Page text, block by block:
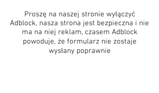
Proszę na naszej stronie wyłączyć
Adblock, nasza strona jest bezpieczna i nie
ma na niej reklam, czasem Adblock
powoduje, że formularz nie zostaje
wysłany poprawnie